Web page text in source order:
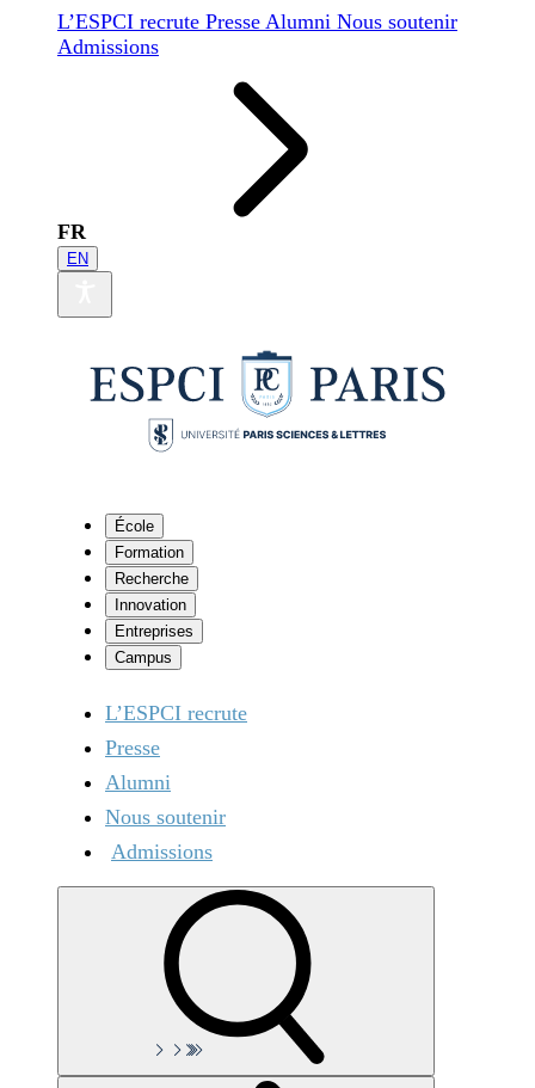
L’ESPCI recrute Presse Alumni Nous soutenir
Admissions
FR
EN
École
Formation
Recherche
Innovation
Entreprises
Campus
L’ESPCI recrute
Presse
Alumni
Nous soutenir
Admissions